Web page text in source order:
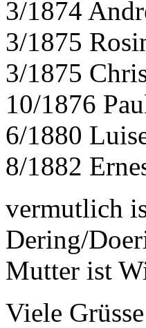
3/1874
3/1875
3/1875
10/1876
6/1880
8/1882
vermutlich
Dering/
Mutter ist
Viele Grüsse